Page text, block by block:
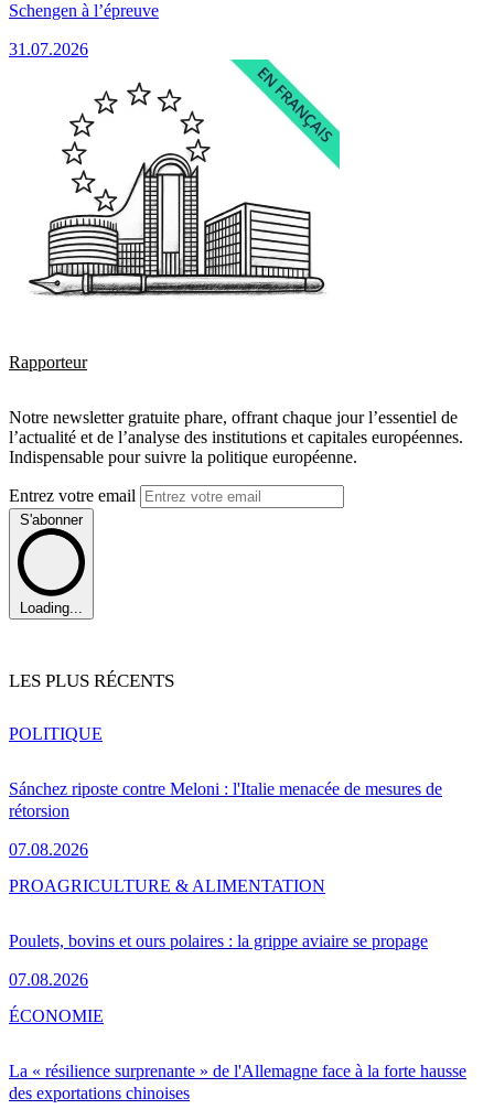
Schengen à l’épreuve
31.07.2026
Rapporteur
Notre newsletter gratuite phare, offrant chaque jour l’essentiel de
l’actualité et de l’analyse des institutions et capitales européennes.
Indispensable pour suivre la politique européenne.
Entrez votre email
S'abonner
Loading...
LES PLUS RÉCENTS
Sánchez riposte contre Meloni : l'Italie menacée de mesures de
rétorsion
07.08.2026
POLITIQUE
Poulets, bovins et ours polaires : la grippe aviaire se propage
07.08.2026
PROAGRICULTURE & ALIMENTATION
La « résilience surprenante » de l'Allemagne face à la forte hausse
des exportations chinoises
ÉCONOMIE